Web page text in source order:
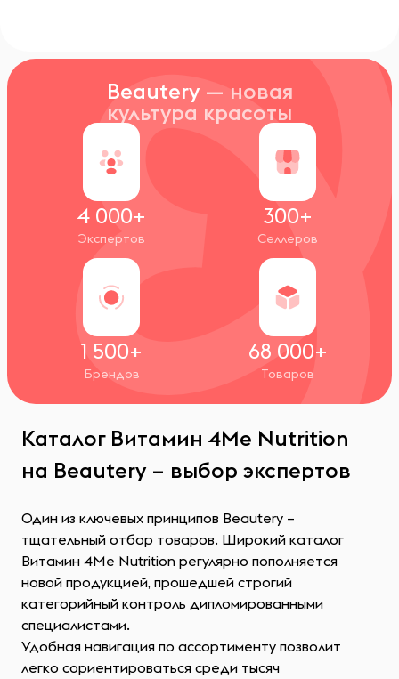
Beautery — новая
культура красоты
4 000+
Экспертов
300+
Селлеров
1 500+
Брендов
68 000+
Товаров
Каталог Витамин 4Me Nutrition
на Beautery – выбор экспертов
Один из ключевых принципов Beautery –
тщательный отбор товаров. Широкий каталог
Витамин 4Me Nutrition регулярно пополняется
новой продукцией, прошедшей строгий
категорийный контроль дипломированными
специалистами.
Удобная навигация по ассортименту позволит
легко сориентироваться среди тысяч